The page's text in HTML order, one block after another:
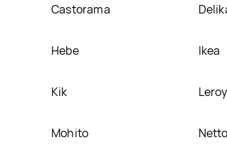
Castorama
Hebe Ikea
Kik
Mohito Netto